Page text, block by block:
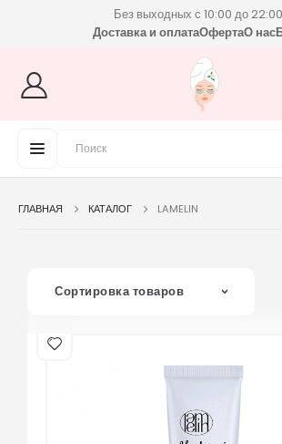
Без выходных с 10:00 до 22:00
Доставка и оплатаОфертаО нас
ГЛАВНАЯ КАТАЛОГ LAMELIN
Сортировка товаров